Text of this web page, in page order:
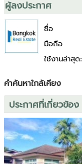
ติดต่อสอบถามได้ นายห
ทรัพย์100%***
ต้องการพิกัดแผนที่ หรือ
#ขายที่ดินสวย #ขายบ้าน
#บ้านปริมณฑล #ที่ดินภา
#บ้านใหม่พัทยา #บ้านพร้
#ที่ดินกรุงเทพ #ที่ดินเข
ปากช่อง
#เชียงใหม่ #บ้านเชียงใ
เชียงใหม่ #ที่ดินกรุงเทพ
ผู้ลงประกาศ
ชื่อ
มือถือ
ใช้งานล่าสุด:
คำค้นหาใกล้เคียง
ประกาศที่เกี่ยวข้อง